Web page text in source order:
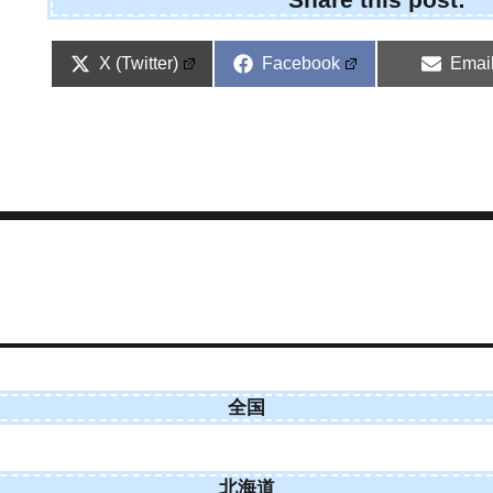
Share
X (Twitter)
Share
Facebook
Share
Email
全国
北海道